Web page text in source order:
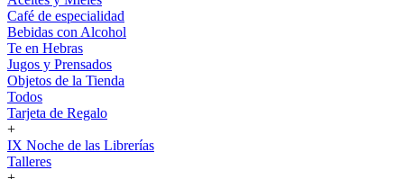
Café de especialidad
Bebidas con Alcohol
Te en Hebras
Jugos y Prensados
Objetos de la Tienda
Todos
Tarjeta de Regalo
+
IX Noche de las Librerías
Talleres